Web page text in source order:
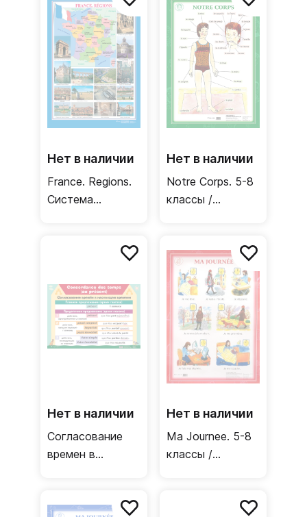
Нет в наличии
France. Regions.
Система
Двусторонний
Нет в наличии
Notre Corps. 5-8
классы /
(французский
язык)
Нет в наличии
Согласование
времен в
Согласование
Нет в наличии
Ma Journee. 5-8
классы /